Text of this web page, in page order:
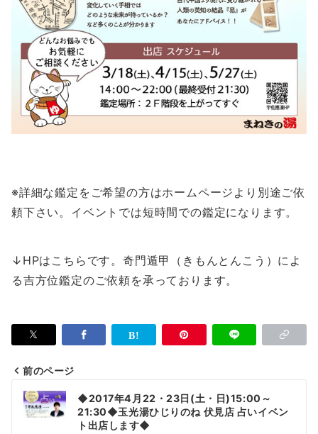
※詳細な鑑定をご希望の方はホームページより別途ご依
頼下さい。イベントでは短時間での鑑定になります。
↓HPはこちらです。奇門遁甲（きもんとんこう）によ
る吉方位鑑定のご依頼を承っております。
投
稿
前のページ
◆2017年4月22・23日(土・日)15:00～
21:30◆玉光湯ひじりのね 伏見店 占いイベン
ト出店します◆